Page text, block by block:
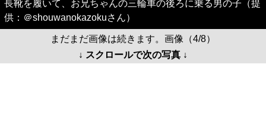
長靴を履いて、お兄ちゃんの三輪車の後ろに乗る男の子（提
供：＠shouwanokazokuさん）
まだまだ画像は続きます。画像（4/8）
↓ スクロールで次の写真 ↓